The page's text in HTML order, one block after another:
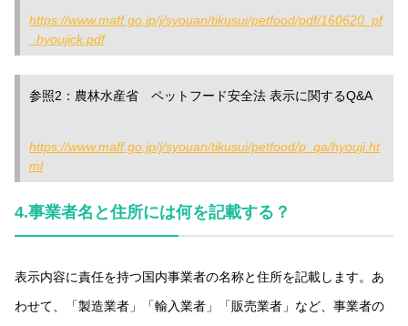
https://www.maff.go.jp/j/syouan/tikusui/petfood/pdf/160620_pf
_hyoujick.pdf
参照2：農林水産省 ペットフード安全法 表示に関するQ&A
https://www.maff.go.jp/j/syouan/tikusui/petfood/p_qa/hyouji.ht
ml
4.事業者名と住所には何を記載する？
表示内容に責任を持つ国内事業者の名称と住所を記載します。あ
わせて、「製造業者」「輸入業者」「販売業者」など、事業者の